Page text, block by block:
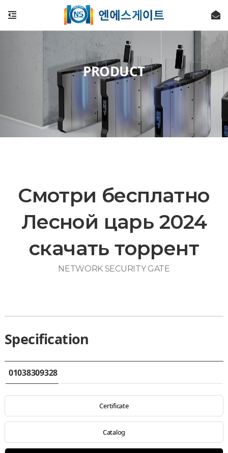
PRODUCT
Смотри бесплатно
Лесной царь 2024
скачать торрент
NETWORK SECURITY GATE
Specification
01038309328
Certificate
Catalog